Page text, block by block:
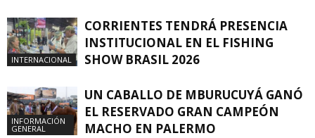
INTERNACIONAL
CORRIENTES TENDRÁ PRESENCIA
INSTITUCIONAL EN EL FISHING
SHOW BRASIL 2026
INFORMACIÓN
GENERAL
UN CABALLO DE MBURUCUYÁ GANÓ
EL RESERVADO GRAN CAMPEÓN
MACHO EN PALERMO